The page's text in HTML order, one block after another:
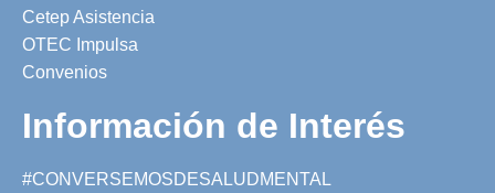
Cetep Asistencia
OTEC Impulsa
Convenios
Información de Interés
#CONVERSEMOSDESALUDMENTAL